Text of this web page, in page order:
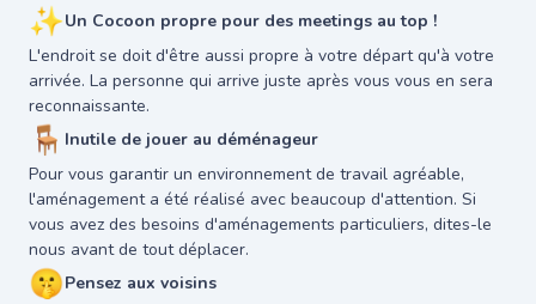
✨Un Cocoon propre pour des meetings au top !
L'endroit se doit d'être aussi propre à votre départ qu'à votre
arrivée. La personne qui arrive juste après vous vous en sera
reconnaissante.
🪑 Inutile de jouer au déménageur
Pour vous garantir un environnement de travail agréable,
l'aménagement a été réalisé avec beaucoup d'attention. Si
vous avez des besoins d'aménagements particuliers, dites-le
nous avant de tout déplacer.
🤫Pensez aux voisins